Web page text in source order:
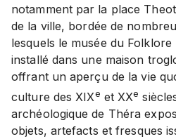
notamment par la place
de la ville, bordée de
lesquels le musée du Folklore
installé dans une maison
offrant un aperçu de la vie
culture des XIXe et XXe
archéologique de Théra
objets, artefacts et fresques